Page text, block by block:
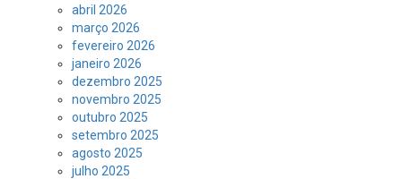
abril 2026
março 2026
fevereiro 2026
janeiro 2026
dezembro 2025
novembro 2025
outubro 2025
setembro 2025
agosto 2025
julho 2025